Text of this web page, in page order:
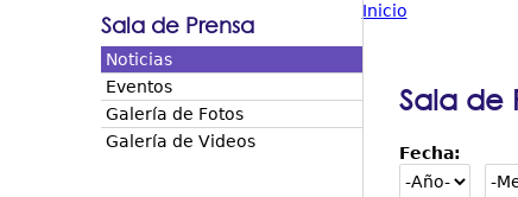
Usted
está
aquí
Inicio
Sala de
Fecha:
Sala de Prensa
Noticias
Eventos
Galería de Fotos
Galería de Videos